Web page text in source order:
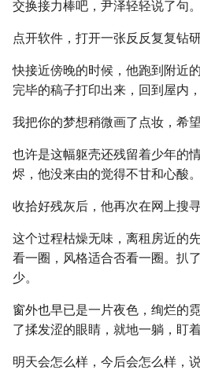
交换接力棒吧，尹泽轻轻说了句。
点开软件，打开一张反反复复钻
快接近傍晚的时候，他跑到附近
完毕的稿子打印出来，回到屋内
我把你的梦想稍微画了点妆，希
也许是这幅躯壳还残留着少年的
烬，他没来由的觉得不甘和心酸。
收拾好残灰后，他再次在网上搜寻
这个过程枯燥无味，离租房近的
看一圈，风格适合否看一圈。扒
少。
窗外也早已是一片夜色，绚烂的
了揉发涩的眼睛，就地一躺，盯
明天会怎么样，今后会怎么样，